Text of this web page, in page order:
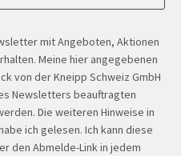
mit Angeboten, Aktionen
Meine hier angegebenen
von der Kneipp Schweiz GmbH
Newsletters beauftragten
Die weiteren Hinweise in
ich gelesen. Ich kann diese
den Abmelde-Link in jedem